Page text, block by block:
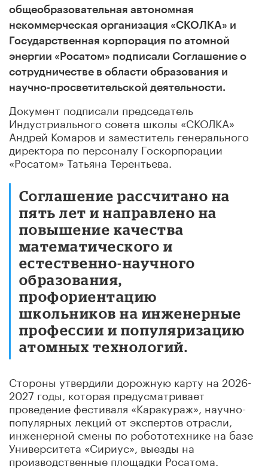
общеобразовательная автономная
некоммерческая организация «СКОЛКА» и
Государственная корпорация по атомной
энергии «Росатом» подписали Соглашение о
сотрудничестве в области образования и
научно-просветительской деятельности.
Документ подписали председатель
Индустриального совета школы «СКОЛКА»
Андрей Комаров и заместитель генерального
директора по персоналу Госкорпорации
«Росатом» Татьяна Терентьева.
Соглашение рассчитано на
пять лет и направлено на
повышение качества
математического и
естественно-научного
образования,
профориентацию
школьников на инженерные
профессии и популяризацию
атомных технологий.
Стороны утвердили дорожную карту на 2026-
2027 годы, которая предусматривает
проведение фестиваля «Каракураж», научно-
популярных лекций от экспертов отрасли,
инженерной смены по робототехнике на базе
Университета «Сириус», выезды на
производственные площадки Росатома.